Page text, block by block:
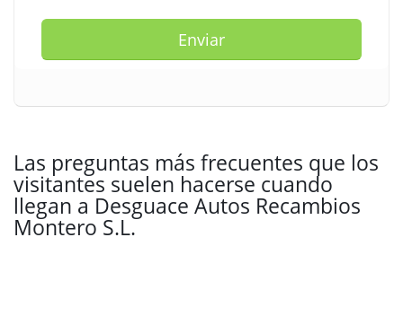
Enviar
Las preguntas más frecuentes que los
visitantes suelen hacerse cuando
llegan a Desguace Autos Recambios
Montero S.L.